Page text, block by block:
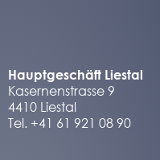
Hauptgeschäft Liestal
Kasernenstrasse 9
4410 Liestal
Tel. +41 61 921 08 90